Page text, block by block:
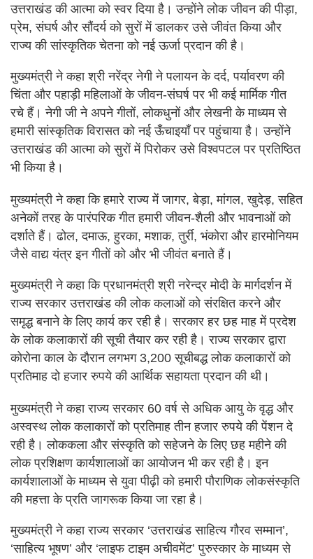
उत्तराखंड की आत्मा को स्वर दिया है। उन्होंने लोक जीवन की पीड़ा,
प्रेम, संघर्ष और सौंदर्य को सुरों में डालकर उसे जीवंत किया और
राज्य की सांस्कृतिक चेतना को नई ऊर्जा प्रदान की है।
मुख्यमंत्री ने कहा श्री नरेंद्र नेगी ने पलायन के दर्द, पर्यावरण की
चिंता और पहाड़ी महिलाओं के जीवन-संघर्ष पर भी कई मार्मिक गीत
रचे हैं। नेगी जी ने अपने गीतों, लोकधुनों और लेखनी के माध्यम से
हमारी सांस्कृतिक विरासत को नई ऊँचाइयाँ पर पहुंचाया है। उन्होंने
उत्तराखंड की आत्मा को सुरों में पिरोकर उसे विश्वपटल पर प्रतिष्ठित
भी किया है।
मुख्यमंत्री ने कहा कि हमारे राज्य में जागर, बेड़ा, मांगल, खुदेड़, सहित
अनेकों तरह के पारंपरिक गीत हमारी जीवन-शैली और भावनाओं को
दर्शाते हैं। ढोल, दमाऊ, हुरका, मशाक, तुर्री, भंकोरा और हारमोनियम
जैसे वाद्य यंत्र इन गीतों को और भी जीवंत बनाते हैं।
मुख्यमंत्री ने कहा कि प्रधानमंत्री श्री नरेन्द्र मोदी के मार्गदर्शन में
राज्य सरकार उत्तराखंड की लोक कलाओं को संरक्षित करने और
समृद्ध बनाने के लिए कार्य कर रही है। सरकार हर छह माह में प्रदेश
के लोक कलाकारों की सूची तैयार कर रही है। राज्य सरकार द्वारा
कोरोना काल के दौरान लगभग 3,200 सूचीबद्ध लोक कलाकारों को
प्रतिमाह दो हजार रुपये की आर्थिक सहायता प्रदान की थी।
मुख्यमंत्री ने कहा राज्य सरकार 60 वर्ष से अधिक आयु के वृद्ध और
अस्वस्थ लोक कलाकारों को प्रतिमाह तीन हजार रुपये की पेंशन दे
रही है। लोककला और संस्कृति को सहेजने के लिए छह महीने की
लोक प्रशिक्षण कार्यशालाओं का आयोजन भी कर रही है। इन
कार्यशालाओं के माध्यम से युवा पीढ़ी को हमारी पौराणिक लोकसंस्कृति
की महत्ता के प्रति जागरूक किया जा रहा है।
मुख्यमंत्री ने कहा राज्य सरकार ‘उत्तराखंड साहित्य गौरव सम्मान’,
‘साहित्य भूषण’ और ‘लाइफ टाइम अचीवमेंट’ पुरुस्कार के माध्यम से